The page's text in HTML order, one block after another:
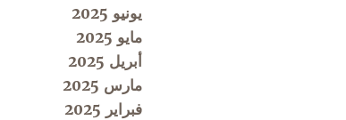
يونيو 2025
مايو 2025
أبريل 2025
مارس 2025
فبراير 2025